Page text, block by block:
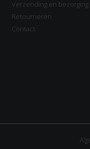
Verzending en bezorging
Retourneren
Contact